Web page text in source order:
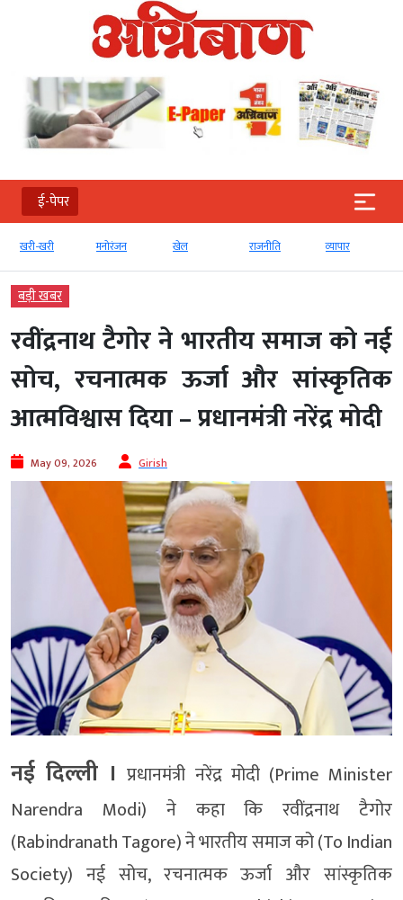
ई-पेपर
खरी-खरी मनोरंजन खेल राजनीति व्‍यापार
बड़ी खबर
रवींद्रनाथ टैगोर ने भारतीय समाज को नई
सोच, रचनात्मक ऊर्जा और सांस्कृतिक
आत्मविश्वास दिया – प्रधानमंत्री नरेंद्र मोदी
May 09, 2026 Girish
नई दिल्ली । प्रधानमंत्री नरेंद्र मोदी (Prime Minister
Narendra Modi) ने कहा कि रवींद्रनाथ टैगोर
(Rabindranath Tagore) ने भारतीय समाज को (To Indian
Society) नई सोच, रचनात्मक ऊर्जा और सांस्कृतिक